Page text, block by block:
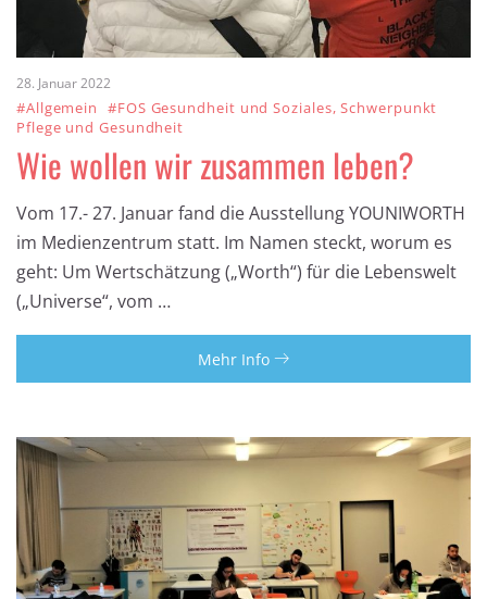
28. Januar 2022
#Allgemein
#FOS Gesundheit und Soziales, Schwerpunkt
Pflege und Gesundheit
Wie wollen wir zusammen leben?
Vom 17.- 27. Januar fand die Ausstellung YOUNIWORTH
im Medienzentrum statt. Im Namen steckt, worum es
geht: Um Wertschätzung („Worth“) für die Lebenswelt
(„Universe“, vom …
Mehr Info